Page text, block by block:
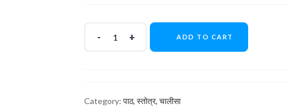
ADD TO CART
Category: पाठ, स्तोत्र, चालीसा